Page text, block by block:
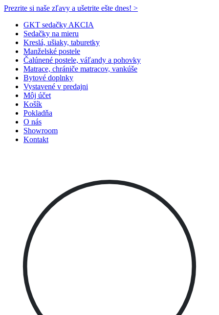
Prezrite si naše zľavy a ušetrite ešte dnes! >​
GKT sedačky AKCIA
Sedačky na mieru
Kreslá, ušiaky, taburetky
Manželské postele
Čalúnené postele, váľandy a pohovky
Matrace, chrániče matracov, vankúše
Bytové doplnky
Vystavené v predajni
Môj účet
Košík
Pokladňa
O nás
Showroom
Kontakt